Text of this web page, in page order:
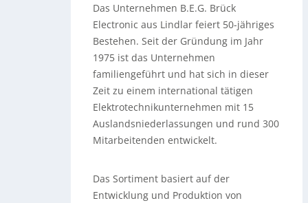
Das Unternehmen B.E.G. Brück
Electronic aus Lindlar feiert 50-jähriges
Bestehen. Seit der Gründung im Jahr
1975 ist das Unternehmen
familiengeführt und hat sich in dieser
Zeit zu einem international tätigen
Elektrotechnikunternehmen mit 15
Auslandsniederlassungen und rund 300
Mitarbeitenden entwickelt.
Das Sortiment basiert auf der
Entwicklung und Produktion von